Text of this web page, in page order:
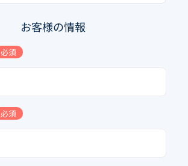
お客様の情報
必須
必須